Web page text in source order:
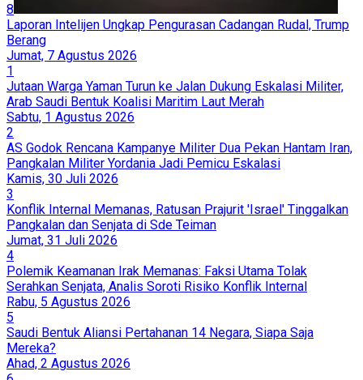
8
Laporan Intelijen Ungkap Pengurasan Cadangan Rudal, Trump
Berang
Jumat, 7 Agustus 2026
1
Jutaan Warga Yaman Turun ke Jalan Dukung Eskalasi Militer,
Arab Saudi Bentuk Koalisi Maritim Laut Merah
Sabtu, 1 Agustus 2026
2
AS Godok Rencana Kampanye Militer Dua Pekan Hantam Iran,
Pangkalan Militer Yordania Jadi Pemicu Eskalasi
Kamis, 30 Juli 2026
3
Konflik Internal Memanas, Ratusan Prajurit 'Israel' Tinggalkan
Pangkalan dan Senjata di Sde Teiman
Jumat, 31 Juli 2026
4
Polemik Keamanan Irak Memanas: Faksi Utama Tolak
Serahkan Senjata, Analis Soroti Risiko Konflik Internal
Rabu, 5 Agustus 2026
5
Saudi Bentuk Aliansi Pertahanan 14 Negara, Siapa Saja
Mereka?
Ahad, 2 Agustus 2026